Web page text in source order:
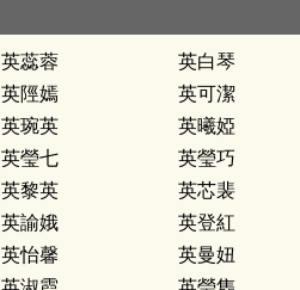
英蕊蓉
英白琴
英陘嫣
英可潔
英琬英
英曦婭
英瑩七
英瑩巧
英黎英
英芯裴
英諭娥
英登紅
英怡馨
英曼妞